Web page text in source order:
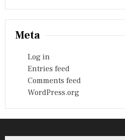
Meta
Log in
Entries feed
Comments feed
WordPress.org